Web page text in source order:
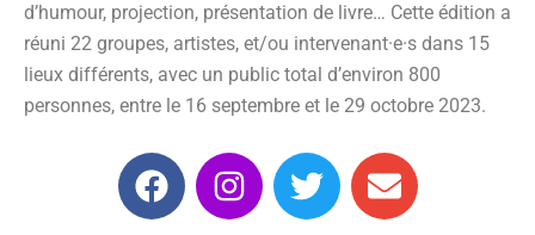
d’humour, projection, présentation de livre… Cette édition a
réuni 22 groupes, artistes, et/ou intervenant·e·s dans 15
lieux différents, avec un public total d’environ 800
personnes, entre le 16 septembre et le 29 octobre 2023.
F
a
I
n
T
w
E
n